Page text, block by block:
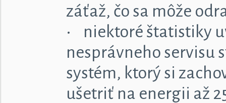
záťaž, čo sa môže
• niektoré štatistiky
nesprávneho servisu
systém, ktorý si
ušetriť na energii až